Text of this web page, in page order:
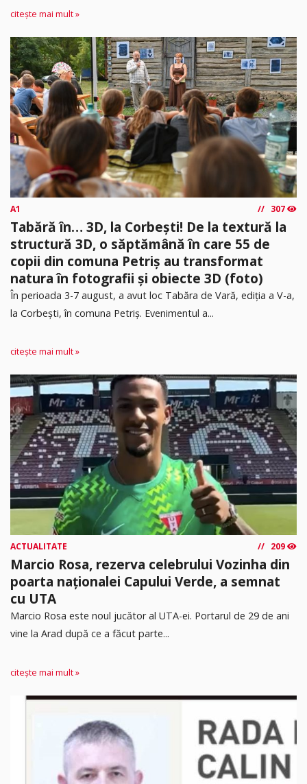
citește mai mult »
A1 307
Tabără în… 3D, la Corbești! De la textură la
structură 3D, o săptămână în care 55 de
copii din comuna Petriș au transformat
natura în fotografii și obiecte 3D (foto)
În perioada 3-7 august, a avut loc Tabăra de Vară, ediția a V-a,
la Corbești, în comuna Petriș. Evenimentul a...
citește mai mult »
ACTUALITATE 209
Marcio Rosa, rezerva celebrului Vozinha din
poarta naționalei Capului Verde, a semnat
cu UTA
Marcio Rosa este noul jucător al UTA-ei. Portarul de 29 de ani
vine la Arad după ce a făcut parte...
citește mai mult »